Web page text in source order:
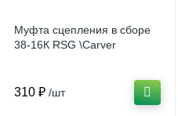
Муфта сцепления в сборе
38-16К RSG \Carver
310 ₽ /шт